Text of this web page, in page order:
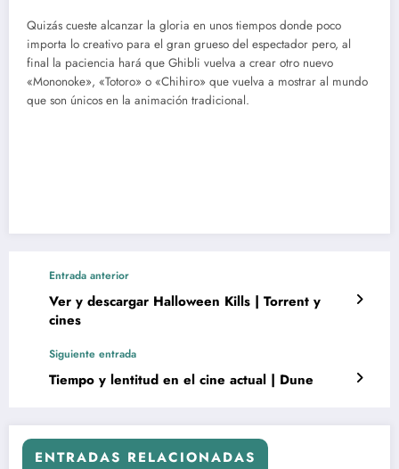
Quizás cueste alcanzar la gloria en unos tiempos donde poco
importa lo creativo para el gran grueso del espectador pero, al
final la paciencia hará que Ghibli vuelva a crear otro nuevo
«Mononoke», «Totoro» o «Chihiro» que vuelva a mostrar al mundo
que son únicos en la animación tradicional.
Entrada anterior
Ver y descargar Halloween Kills | Torrent y
cines
Siguiente entrada
Tiempo y lentitud en el cine actual | Dune
ENTRADAS RELACIONADAS